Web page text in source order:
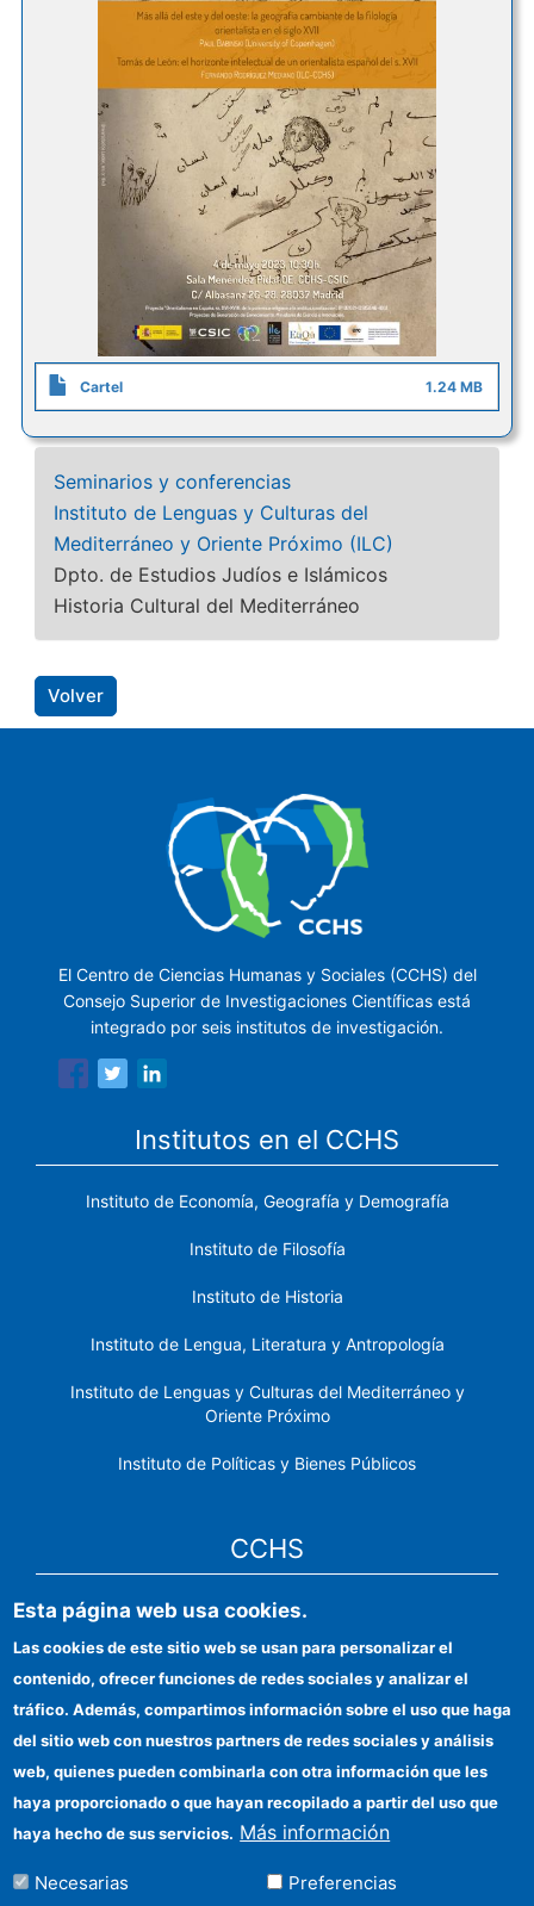
Cartel 1.24 MB
Seminarios y conferencias
Instituto de Lenguas y Culturas del
Mediterráneo y Oriente Próximo (ILC)
Dpto. de Estudios Judíos e Islámicos
Historia Cultural del Mediterráneo
Volver
El Centro de Ciencias Humanas y Sociales (CCHS) del
Consejo Superior de Investigaciones Científicas está
integrado por seis institutos de investigación.
Institutos en el CCHS
Instituto de Economía, Geografía y Demografía
Instituto de Filosofía
Instituto de Historia
Instituto de Lengua, Literatura y Antropología
Instituto de Lenguas y Culturas del Mediterráneo y
Oriente Próximo
Instituto de Políticas y Bienes Públicos
CCHS
Sede electrónica CSIC
Identidad institucional
Información para proveedores
Ayudas FEDER
Organismos financiadores
Contacto
Cómo llegar
Esta página web usa cookies.
Las cookies de este sitio web se usan para personalizar el
contenido, ofrecer funciones de redes sociales y analizar el
tráfico. Además, compartimos información sobre el uso que haga
del sitio web con nuestros partners de redes sociales y análisis
web, quienes pueden combinarla con otra información que les
haya proporcionado o que hayan recopilado a partir del uso que
haya hecho de sus servicios. Más información
Necesarias Preferencias